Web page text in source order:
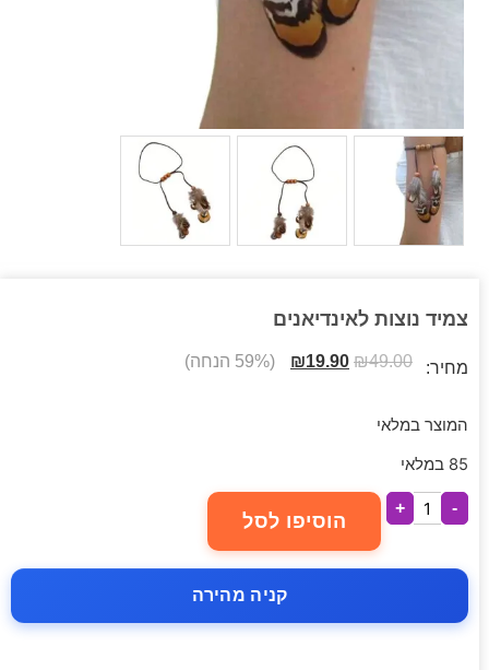
צמיד נוצות לאינדיאנים
מחיר: ₪49.00
₪19.90 (59% הנחה)
המוצר במלאי
85 במלאי
-
+
הוסיפו לסל
קניה מהירה